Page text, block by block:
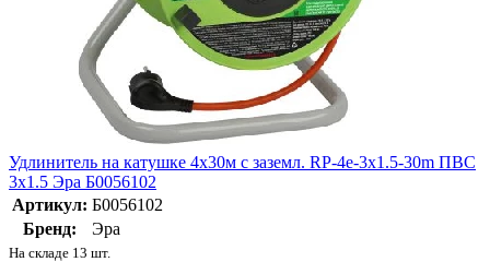
Удлинитель на катушке 4х30м с заземл. RP-4e-3x1.5-30m ПВС
3х1.5 Эра Б0056102
Артикул: Б0056102
Бренд:
Эра
На складе 13 шт.